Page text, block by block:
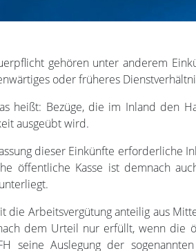
gehören unter anderem
oder früheres
heißt: Bezüge, die im Inland den
ausgeübt wird.
dieser Einkünfte erforderliche
öffentliche Kasse ist demnach
Arbeitsvergütung anteilig aus
dem Urteil nur erfüllt, wenn
seine Auslegung der